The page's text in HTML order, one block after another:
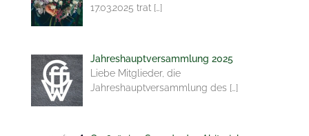
17.03.2025 trat […]
Jahreshauptversammlung 2025
Liebe Mitglieder, die
Jahreshauptversammlung des […]